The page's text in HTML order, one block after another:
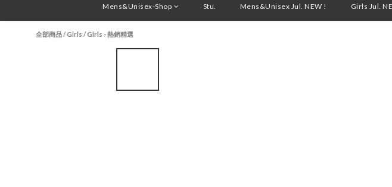
Mens&Unisex-Shop Stu. Mens&Unisex Jul. NEW ! Girls Jul.
全部商品/Girls /Girls - 熱銷精選